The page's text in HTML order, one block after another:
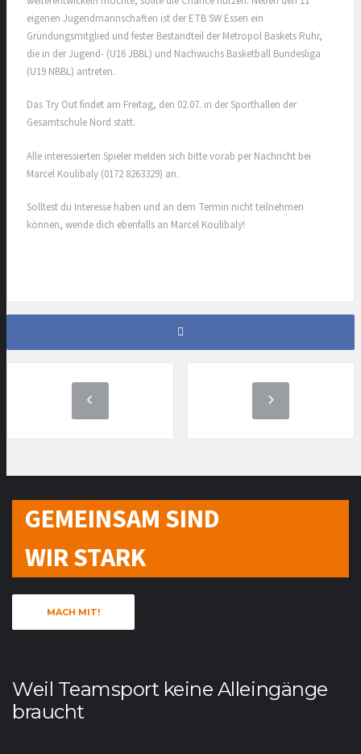
eigenen Jugendmannschaften ist der ETB SW Essen ein
Gründungsmitglied und fester Bestandteil der Metropol Baskets Ruhr,
die in der Jugend- (U16 JBBL) und Nachwuchs Basketball Bundesliga
(U19 NBBL) antreten.
Das Try Out findet am Freitag, den 02.07. in der Sporthallen der
Gesamtschule Nord statt.
Alle interessierten Spieler melden sich bitte vorab per Nachricht bei
Marcel Koulibaly (0172 8263329) an.
Solltest du Interesse haben und an dem Termin nicht teilnehmen
können, wende dich ebenfalls an Marcel Koulibaly!
GEMEINSAM SIND
WIR STARK
MACH MIT!
Weil Teamsport keine Alleingänge
braucht